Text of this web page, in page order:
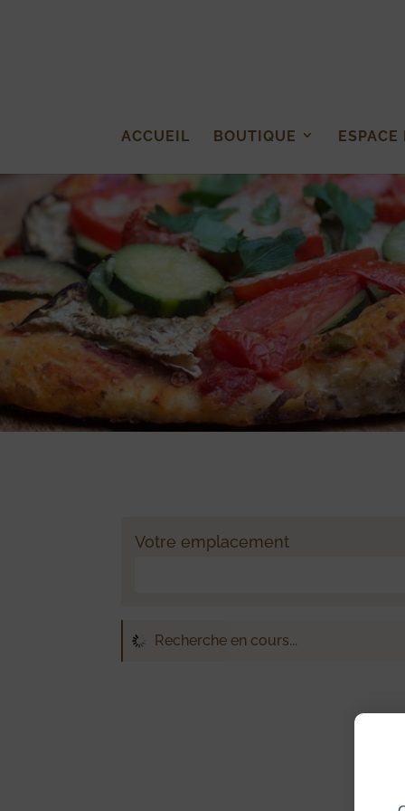
ACCUEIL BOUTIQUE ESPACE
Votre emplacement
Recherche en cours...